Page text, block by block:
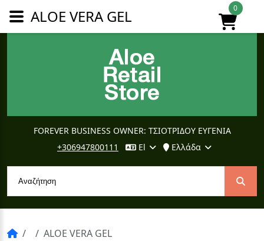
FOREVER BUSINESS OWNER: ΤΣΙΟΤΡΙΔΟΥ ΕΥΓΕΝΙΑ
+306947800111
El Ελλάδα
0
ALOE VERA GEL
ALOE VERA GEL